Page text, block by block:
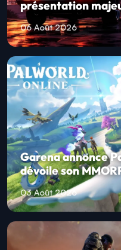
présentation
06 Août 2026
Garena annonce
dévoile son
03 Août 2026